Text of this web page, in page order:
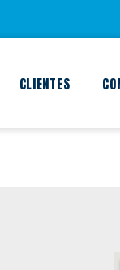
CLIENTES